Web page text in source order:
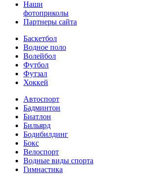
Наши
фотоприколы
Партнеры сайта
Баскетбол
Водное поло
Волейбол
Футбол
Футзал
Хоккей
Автоспорт
Бадминтон
Биатлон
Бильярд
Бодибилдинг
Бокс
Велоспорт
Водные виды спорта
Гимнастика